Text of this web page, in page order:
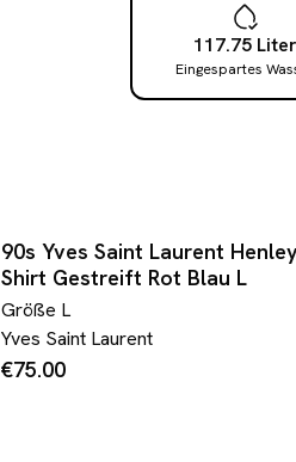
117.75 Liter
Eingespartes
90s Yves Saint Laurent Henley
Shirt Gestreift Rot Blau L
Größe L
Yves Saint Laurent
€75.00